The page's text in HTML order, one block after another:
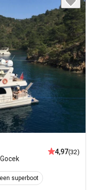
Gocek
4,97(32)
superboot